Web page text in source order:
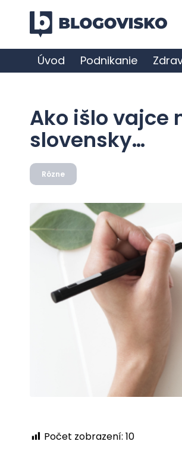
Úvod Podnikanie
Ako išlo vajce
slovensky…
Rôzne
Počet zobrazení: 10